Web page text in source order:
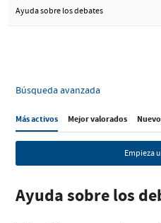
Ayuda sobre los debates
Búsqueda avanzada
Más activos Mejor valorados
Empieza
Ayuda sobre los